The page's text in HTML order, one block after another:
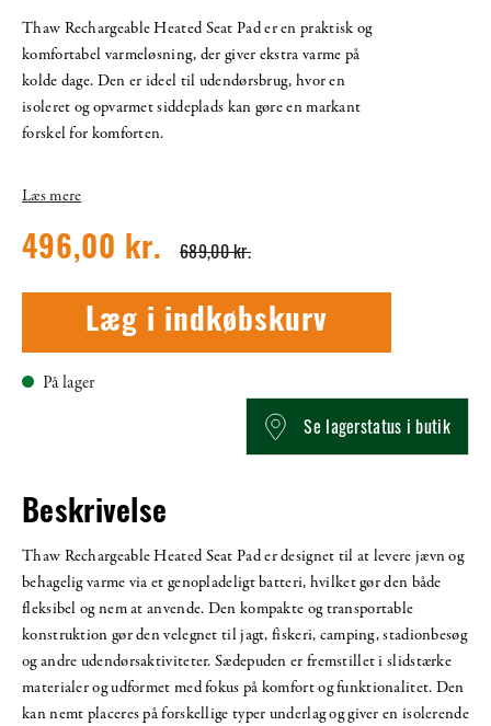
Thaw Rechargeable Heated Seat Pad er en praktisk og
komfortabel varmeløsning, der giver ekstra varme på
kolde dage. Den er ideel til udendørsbrug, hvor en
isoleret og opvarmet siddeplads kan gøre en markant
forskel for komforten.
Læs mere
689,00 kr.
496,00 kr.
Læg i indkøbskurv
På lager
Se lagerstatus i butik
Beskrivelse
Thaw Rechargeable Heated Seat Pad er designet til at levere jævn og
behagelig varme via et genopladeligt batteri, hvilket gør den både
fleksibel og nem at anvende. Den kompakte og transportable
konstruktion gør den velegnet til jagt, fiskeri, camping, stadionbesøg
og andre udendørsaktiviteter. Sædepuden er fremstillet i slidstærke
materialer og udformet med fokus på komfort og funktionalitet. Den
kan nemt placeres på forskellige typer underlag og giver en isolerende